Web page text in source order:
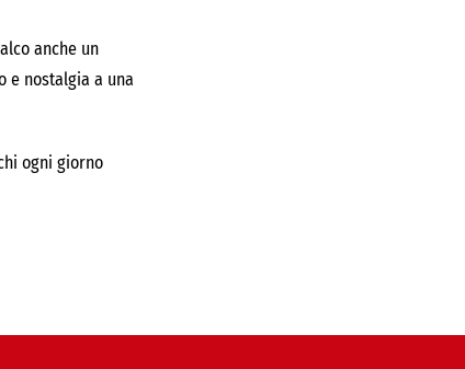
anche un
e nostalgia a una
ogni giorno